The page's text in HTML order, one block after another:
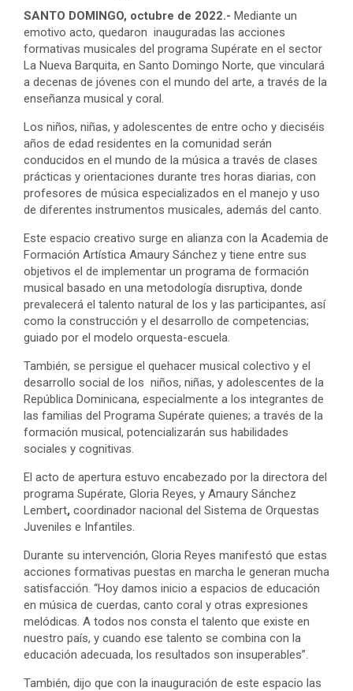
SANTO DOMINGO, octubre de 2022.- Mediante un
emotivo acto, quedaron inauguradas las acciones
formativas musicales del programa Supérate en el sector
La Nueva Barquita, en Santo Domingo Norte, que vinculará
a decenas de jóvenes con el mundo del arte, a través de la
enseñanza musical y coral.
Los niños, niñas, y adolescentes de entre ocho y dieciséis
años de edad residentes en la comunidad serán
conducidos en el mundo de la música a través de clases
prácticas y orientaciones durante tres horas diarias, con
profesores de música especializados en el manejo y uso
de diferentes instrumentos musicales, además del canto.
Este espacio creativo surge en alianza con la Academia de
Formación Artística Amaury Sánchez y tiene entre sus
objetivos el de implementar un programa de formación
musical basado en una metodología disruptiva, donde
prevalecerá el talento natural de los y las participantes, así
como la construcción y el desarrollo de competencias;
guiado por el modelo orquesta-escuela.
También, se persigue el quehacer musical colectivo y el
desarrollo social de los niños, niñas, y adolescentes de la
República Dominicana, especialmente a los integrantes de
las familias del Programa Supérate quienes; a través de la
formación musical, potencializarán sus habilidades
sociales y cognitivas.
El acto de apertura estuvo encabezado por la directora del
programa Supérate, Gloria Reyes, y Amaury Sánchez
Lembert, coordinador nacional del Sistema de Orquestas
Juveniles e Infantiles.
Durante su intervención, Gloria Reyes manifestó que estas
acciones formativas puestas en marcha le generan mucha
satisfacción. “Hoy damos inicio a espacios de educación
en música de cuerdas, canto coral y otras expresiones
melódicas. A todos nos consta el talento que existe en
nuestro país, y cuando ese talento se combina con la
educación adecuada, los resultados son insuperables”.
También, dijo que con la inauguración de este espacio las